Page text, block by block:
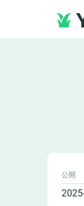
公開